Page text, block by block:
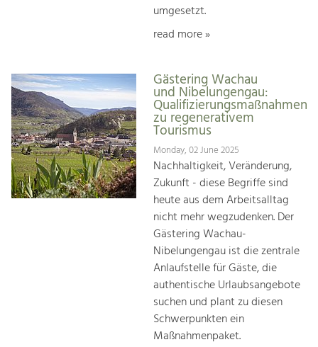
umgesetzt.
read more »
Gästering Wachau
und Nibelungengau:
Qualifizierungsmaßnahmen
zu regenerativem
Tourismus
Monday, 02 June 2025
Nachhaltigkeit, Veränderung,
Zukunft - diese Begriffe sind
heute aus dem Arbeitsalltag
nicht mehr wegzudenken. Der
Gästering Wachau-
Nibelungengau ist die zentrale
Anlaufstelle für Gäste, die
authentische Urlaubsangebote
suchen und plant zu diesen
Schwerpunkten ein
Maßnahmenpaket.